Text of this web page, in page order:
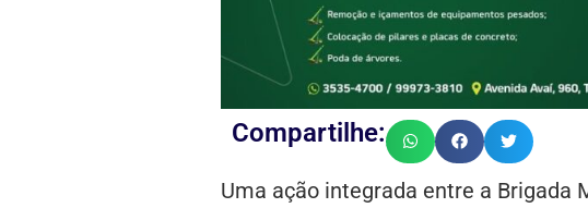
Compartilhe:
Uma ação integrada entre a Brigada